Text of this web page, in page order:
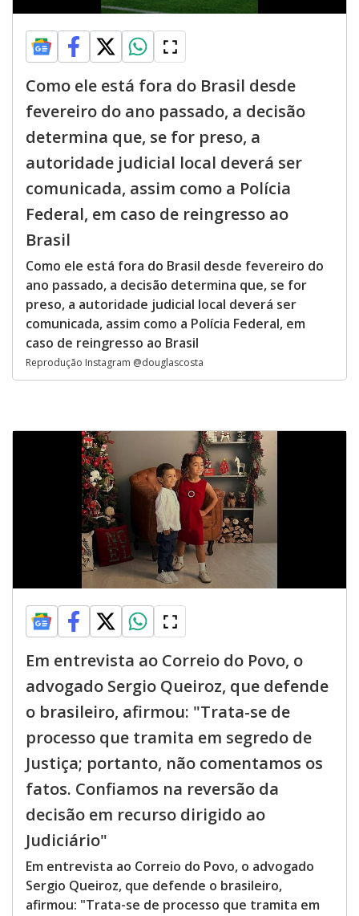
Como ele está fora do Brasil desde
fevereiro do ano passado, a decisão
determina que, se for preso, a
autoridade judicial local deverá ser
comunicada, assim como a Polícia
Federal, em caso de reingresso ao
Brasil
Como ele está fora do Brasil desde fevereiro do
ano passado, a decisão determina que, se for
preso, a autoridade judicial local deverá ser
comunicada, assim como a Polícia Federal, em
caso de reingresso ao Brasil
Reprodução Instagram @douglascosta
Em entrevista ao Correio do Povo, o
advogado Sergio Queiroz, que defende
o brasileiro, afirmou: "Trata-se de
processo que tramita em segredo de
Justiça; portanto, não comentamos os
fatos. Confiamos na reversão da
decisão em recurso dirigido ao
Judiciário"
Em entrevista ao Correio do Povo, o advogado
Sergio Queiroz, que defende o brasileiro,
afirmou: "Trata-se de processo que tramita em